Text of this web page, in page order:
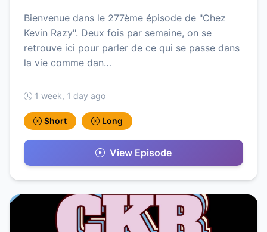
Bienvenue dans le 277ème épisode de "Chez
Kevin Razy". Deux fois par semaine, on se
retrouve ici pour parler de ce qui se passe dans
la vie comme dan…
1 week, 1 day ago
Short Long
View Episode